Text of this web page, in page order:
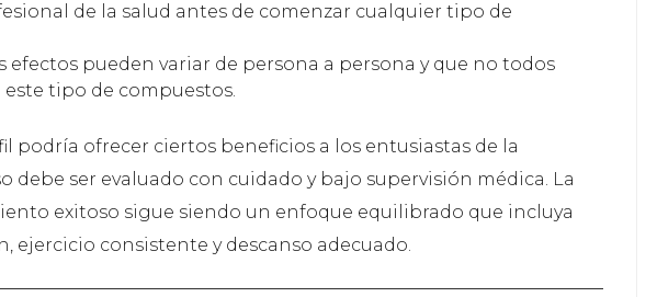
de la salud antes de comenzar cualquier tipo de
efectos pueden variar de persona a persona y que no todos
tipo de compuestos.
podría ofrecer ciertos beneficios a los entusiastas de la
debe ser evaluado con cuidado y bajo supervisión médica. La
exitoso sigue siendo un enfoque equilibrado que incluya
ejercicio consistente y descanso adecuado.